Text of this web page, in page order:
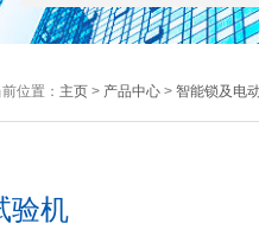
位置： 主页> 产品中心> 智能锁及电
验机